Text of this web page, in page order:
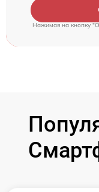
Нажимая на кнопку